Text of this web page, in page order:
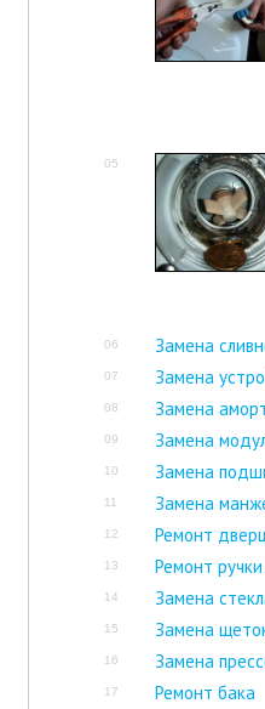
05
06 Замена
07 Замена
08 Замена
09 Замена
10 Замена
11 Замена
12 Ремонт
13 Ремонт
14 Замена
15 Замена
16 Замена
17 Ремонт бака